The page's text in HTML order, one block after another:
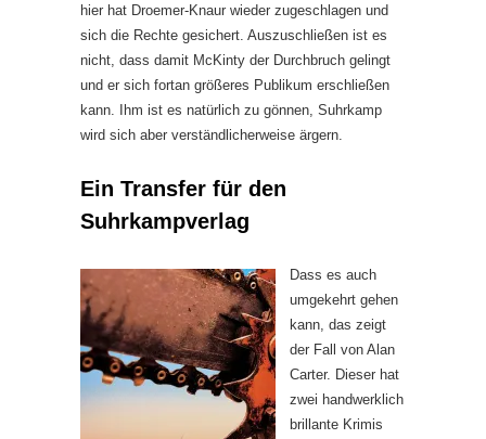
hier hat Droemer-Knaur wieder zugeschlagen und
sich die Rechte gesichert. Auszuschließen ist es
nicht, dass damit McKinty der Durchbruch gelingt
und er sich fortan größeres Publikum erschließen
kann. Ihm ist es natürlich zu gönnen, Suhrkamp
wird sich aber verständlicherweise ärgern.
Ein Transfer für den
Suhrkampverlag
Dass es auch
umgekehrt gehen
kann, das zeigt
der Fall von Alan
Carter. Dieser hat
zwei handwerklich
brillante Krimis